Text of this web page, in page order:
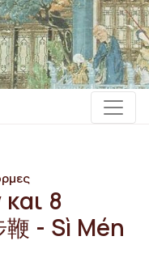
8
- Sì Mén